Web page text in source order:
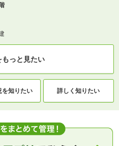
もっと見たい
を知りたい 詳しく知りたい